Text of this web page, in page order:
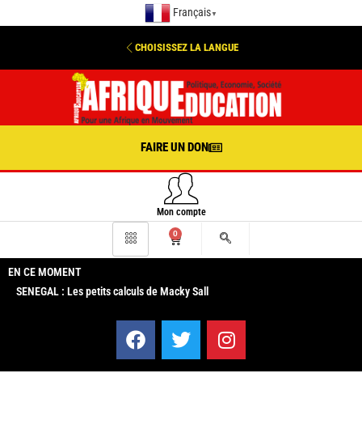
Français ▼
CHOISISSEZ LA LANGUE
FAIRE UN DON
Mon compte
0
EN CE MOMENT
SENEGAL : Les petits calculs de Macky Sall